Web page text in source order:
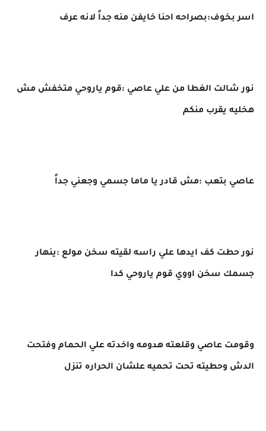
اسر بخوف:بصراحه احنا خايفن منه جداً لانه عرف
نور شالت الغطا من علي عاصي :قوم ياروحي متخفش مش
هخليه يقرب منكم
عاصي بتعب :مش قادر يا ماما جسمي وجعني جداً
نور حطت كف ايدها علي راسه لقيته سخن مولع :ينهار
جسمك سخن اووي قوم ياروحي كدا
وقومت عاصي وقلعته هدومه واخدته علي الحمام وفتحت
الدش وحطيته تحت تحميه علشان الحراره تنزل